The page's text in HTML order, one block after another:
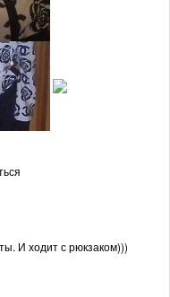
И ходит с рюкзаком)))